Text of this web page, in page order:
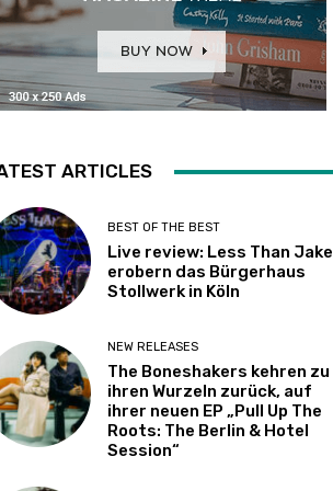
ARTICLES
BEST OF THE BEST
Live review: Less Than Jake
erobern das Bürgerhaus
Stollwerk in Köln
NEW RELEASES
The Boneshakers kehren zu
ihren Wurzeln zurück, auf
ihrer neuen EP „Pull Up The
Roots: The Berlin & Hotel
Session“